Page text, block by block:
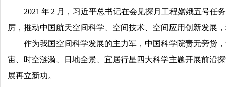
2021 年 2 月，习近平总书记在会见探月工程嫦娥五号
厉，推动中国航天空间科学、空间技术、空间应用创新发展
作为我国空间科学发展的主力军，中国科学院责无旁贷
宙、时空涟漪、日地全景、宜居行星四大科学主题开展前沿
展再立新功。